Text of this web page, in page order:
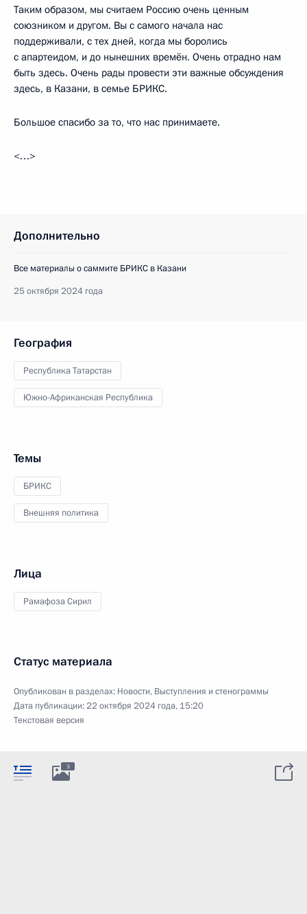
Таким образом, мы считаем Россию очень ценным
союзником и другом. Вы с самого начала нас
поддерживали, с тех дней, когда мы боролись
с апартеидом, и до нынешних времён. Очень отрадно нам
быть здесь. Очень рады провести эти важные обсуждения
здесь, в Казани, в семье БРИКС.
Большое спасибо за то, что нас принимаете.
<…>
Дополнительно
Все материалы о саммите БРИКС в Казани
25 октября 2024 года
География
Республика Татарстан
Южно-Африканская Республика
Темы
БРИКС
Внешняя политика
Лица
Рамафоза Сирил
Статус материала
Опубликован в разделах: Новости, Выступления и стенограммы
Дата публикации:22 октября 2024 года, 15:20
Текстовая версия
3